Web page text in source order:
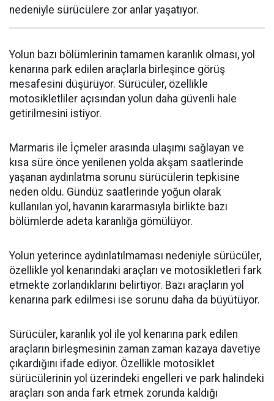
nedeniyle sürücülere zor anlar yaşatıyor.
Yolun bazı bölümlerinin tamamen karanlık olması, yol
kenarına park edilen araçlarla birleşince görüş
mesafesini düşürüyor. Sürücüler, özellikle
motosikletliler açısından yolun daha güvenli hale
getirilmesini istiyor.
Marmaris ile İçmeler arasında ulaşımı sağlayan ve
kısa süre önce yenilenen yolda akşam saatlerinde
yaşanan aydınlatma sorunu sürücülerin tepkisine
neden oldu. Gündüz saatlerinde yoğun olarak
kullanılan yol, havanın kararmasıyla birlikte bazı
bölümlerde adeta karanlığa gömülüyor.
Yolun yeterince aydınlatılmaması nedeniyle sürücüler,
özellikle yol kenarındaki araçları ve motosikletleri fark
etmekte zorlandıklarını belirtiyor. Bazı araçların yol
kenarına park edilmesi ise sorunu daha da büyütüyor.
Sürücüler, karanlık yol ile yol kenarına park edilen
araçların birleşmesinin zaman zaman kazaya davetiye
çıkardığını ifade ediyor. Özellikle motosiklet
sürücülerinin yol üzerindeki engelleri ve park halindeki
araçları son anda fark etmek zorunda kaldığı